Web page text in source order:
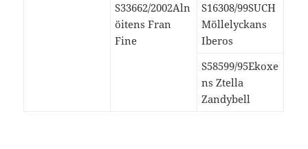
S33662/2002Aln
öitens Fran
Fine
S16308/99SUCH
Möllelyckans
Iberos
S58599/95Ekoxe
ns Ztella
Zandybell